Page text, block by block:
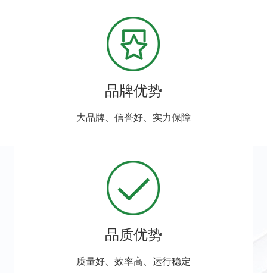
品牌优势
大品牌、信誉好、实力保障
品质优势
质量好、效率高、运行稳定